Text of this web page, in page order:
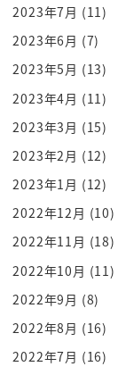
ま40代半ば は
まだ行けると
ああなるほど
まだまだ無理
講談社に在籍
レギュラーで
で あまだい
フリーランス
うんうんうん
まだ行けるっ
取れるとかそ
うん 体力気力
ああなるほど
不安になったり
頑張れるし
2023年7月 (11)
2023年6月 (7)
2023年5月 (13)
2023年4月 (11)
2023年3月 (15)
2023年2月 (12)
2023年1月 (12)
2022年12月 (10)
2022年11月 (18)
2022年10月 (11)
2022年9月 (8)
2022年8月 (16)
2022年7月 (16)